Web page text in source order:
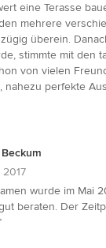
eine Terasse
mehrere
überein.
stimmte mit
von vielen
nahezu perfekte
wurde im Mai
beraten. Der